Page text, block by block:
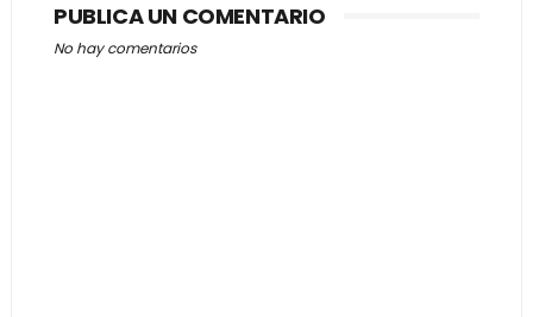
PUBLICA UN COMENTARIO
No hay comentarios